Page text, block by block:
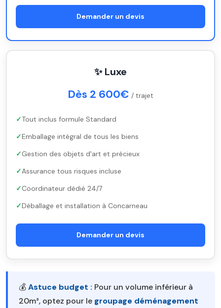
Demander un devis
✨ Luxe
Dès 2 600€ / trajet
Tout inclus formule Standard
Emballage intégral de tous les biens
Gestion des objets d'art et précieux
Assurance tous risques incluse
Coordinateur dédié 24/7
Déballage et installation à Concarneau
Demander un devis
💰Astuce budget : Pour un volume inférieur à
20m³, optez pour le groupage déménagement